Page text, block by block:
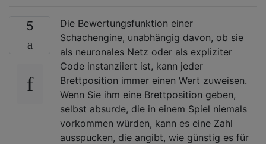
5
Die Bewertungsfunktion einer
Schachengine, unabhängig davon, ob sie
als neuronales Netz oder als expliziter
Code instanziiert ist, kann jeder
Brettposition immer einen Wert zuweisen.
Wenn Sie ihm eine Brettposition geben,
selbst absurde, die in einem Spiel niemals
vorkommen würden, kann es eine Zahl
ausspucken, die angibt, wie günstig es für